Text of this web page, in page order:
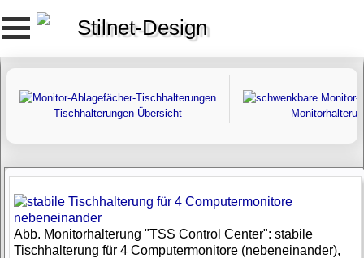
Stilnet-Design
Tischhalterungen-Übersicht
Abb. Monitorhalterung "TSS Control Center": stabile
Tischhalterung für 4 Computermonitore (nebeneinander),